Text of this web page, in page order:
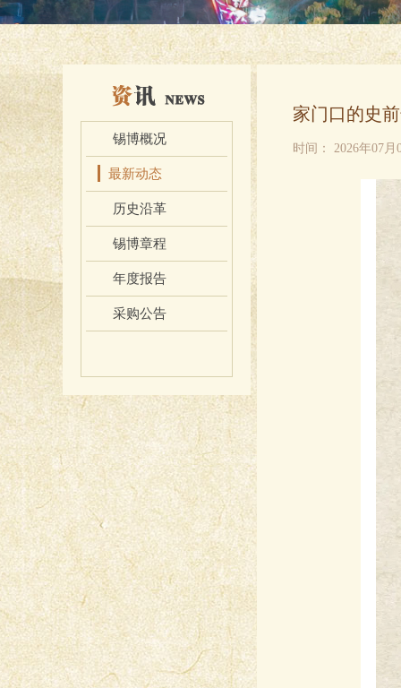
锡博概况
最新动态
历史沿革
锡博章程
年度报告
采购公告
家门口的史
时间： 2026年07